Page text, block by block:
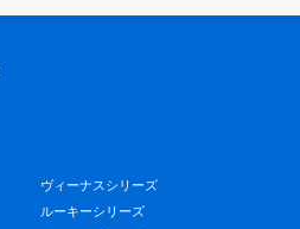
ヴィーナスシリーズ
ルーキーシリーズ